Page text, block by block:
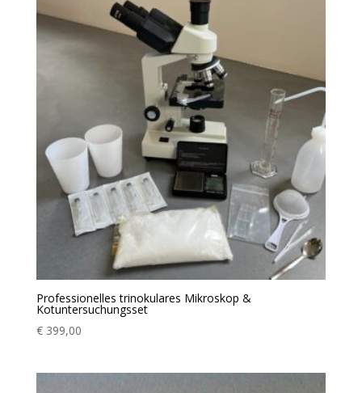
Professionelles trinokulares Mikroskop &
Kotuntersuchungsset
€399,00